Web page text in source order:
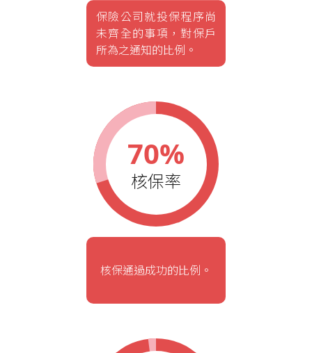
保險公司就投保程序尚
未齊全的事項，對保戶
所為之通知的比例。
70%
核保率
核保通過成功的比例。